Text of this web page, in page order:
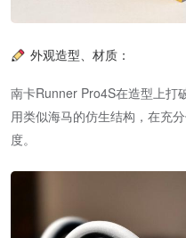
外观造型、材质：
南卡Runner Pro4S在造型上打
用类似海马的仿生结构，在充
度。